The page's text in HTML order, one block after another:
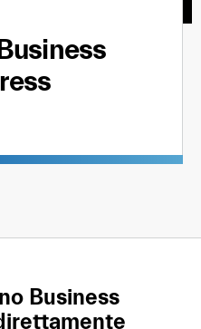
Business